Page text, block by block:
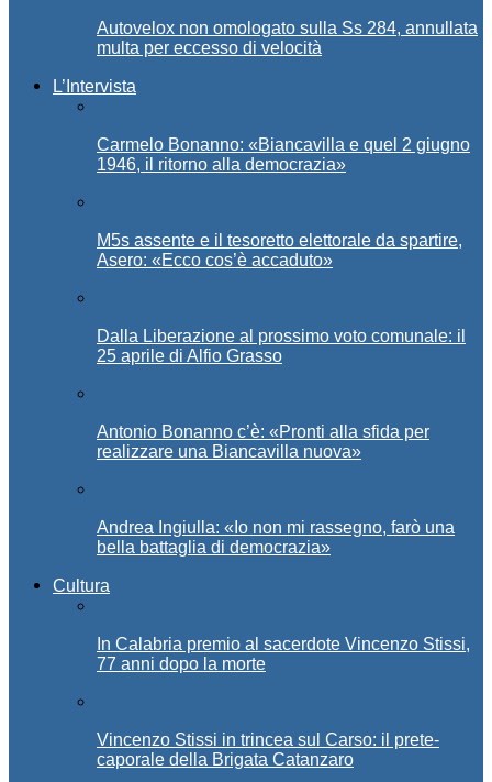
Autovelox non omologato sulla Ss 284, annullata
multa per eccesso di velocità
L’Intervista
Carmelo Bonanno: «Biancavilla e quel 2 giugno
1946, il ritorno alla democrazia»
M5s assente e il tesoretto elettorale da spartire,
Asero: «Ecco cos’è accaduto»
Dalla Liberazione al prossimo voto comunale: il
25 aprile di Alfio Grasso
Antonio Bonanno c’è: «Pronti alla sfida per
realizzare una Biancavilla nuova»
Andrea Ingiulla: «Io non mi rassegno, farò una
bella battaglia di democrazia»
Cultura
In Calabria premio al sacerdote Vincenzo Stissi,
77 anni dopo la morte
Vincenzo Stissi in trincea sul Carso: il prete-
caporale della Brigata Catanzaro